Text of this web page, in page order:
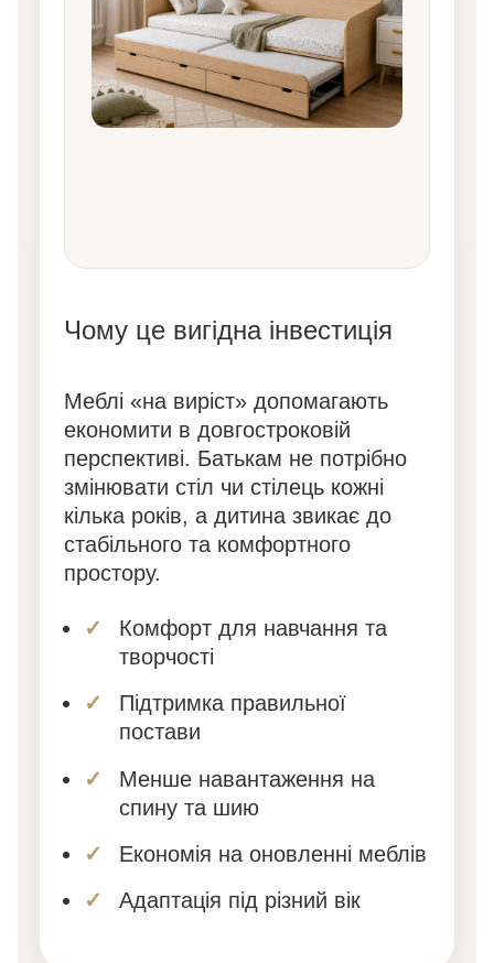
Чому це вигідна інвестиція
Меблі «на виріст» допомагають
економити в довгостроковій
перспективі. Батькам не потрібно
змінювати стіл чи стілець кожні
кілька років, а дитина звикає до
стабільного та комфортного
простору.
Комфорт для навчання та
творчості
Підтримка правильної
постави
Менше навантаження на
спину та шию
Економія на оновленні меблів
Адаптація під різний вік